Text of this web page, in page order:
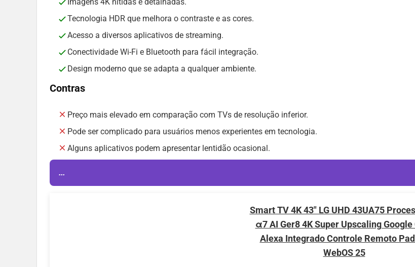
Tecnologia HDR que melhora o contraste e as cores.
Acesso a diversos aplicativos de streaming.
Conectividade Wi-Fi e Bluetooth para fácil integração.
Design moderno que se adapta a qualquer ambiente.
Contras
Preço mais elevado em comparação com TVs de resolução inferior.
Pode ser complicado para usuários menos experientes em tecnologia.
Alguns aplicativos podem apresentar lentidão ocasional.
...
Smart TV 4K 43″ LG UHD 43UA75
α7 AI Ger8 4K Super Upscaling Google
Alexa Integrado Controle Remoto
WebOS 25